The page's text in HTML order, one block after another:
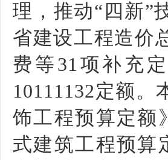
理，推动“四新”
省建设工程造价
费等31项补充
10111132定额
饰工程预算定额
式建筑工程预算